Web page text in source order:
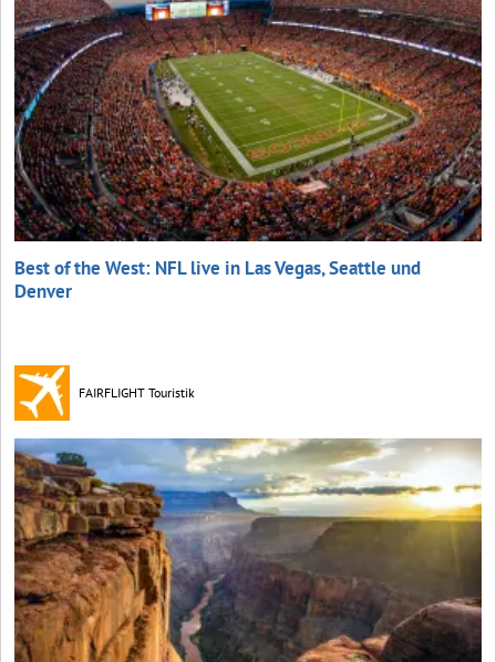
Best of the West: NFL live in Las Vegas, Seattle und
Denver
FAIRFLIGHT Touristik